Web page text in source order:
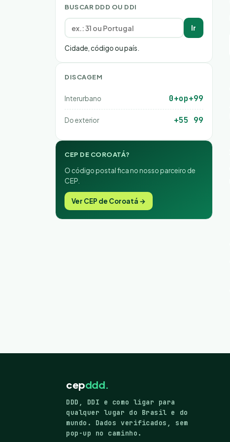
BUSCAR DDD OU DDI
Ir
Cidade, código ou país.
DISCAGEM
Interurbano 0+op+99
Do exterior +55 99
CEP DE COROATÁ?
O código postal fica no nosso parceiro de
CEP.
Ver CEP de Coroatá →
cepddd.
DDD, DDI e como ligar para
qualquer lugar do Brasil e do
mundo. Dados verificados, sem
pop-up no caminho.